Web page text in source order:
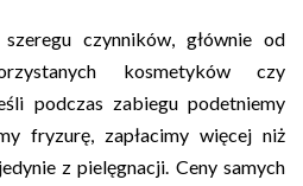
czynników, głównie od
kosmetyków czy
podczas zabiegu podetniemy
fryzurę, zapłacimy więcej niż
z pielęgnacji. Ceny samych